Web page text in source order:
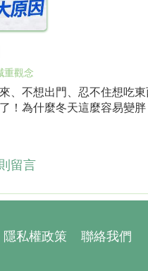
重觀念
、不想出門、忍不住想吃
！為什麼冬天這麼容易變
則留言
隱私權政策 聯絡我們